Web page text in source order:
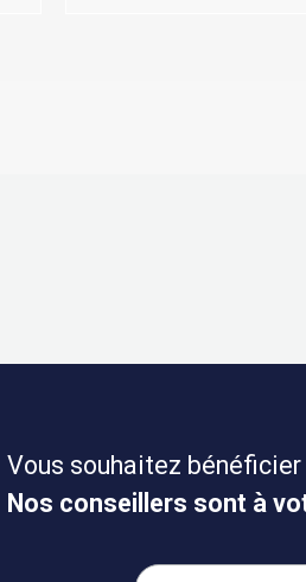
Vous souhaitez
Nos conseillers sont à